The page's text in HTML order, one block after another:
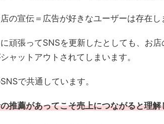
の宣伝＝広告が好きなユーザーは存在し
頑張ってSNSを更新したとしても、お
ャットアウトされてしまいます。
で共通しています。
推薦があってこそ売上につながると理解